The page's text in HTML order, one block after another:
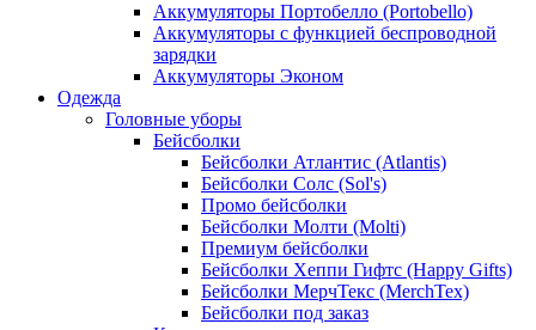
Аккумуляторы Портобелло (Portobello)
Аккумуляторы с функцией беспроводной
зарядки
Аккумуляторы Эконом
Одежда
Головные уборы
Бейсболки
Бейсболки Атлантис (Atlantis)
Бейсболки Солс (Sol's)
Промо бейсболки
Бейсболки Молти (Molti)
Премиум бейсболки
Бейсболки Хеппи Гифтс (Happy Gifts)
Бейсболки МерчТекс (MerchTex)
Бейсболки под заказ